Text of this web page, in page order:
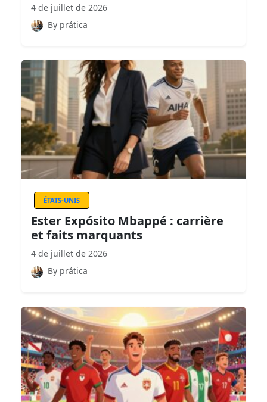
4 de juillet de 2026
By prática
ÉTATS-UNIS
Ester Expósito Mbappé : carrière
et faits marquants
4 de juillet de 2026
By prática